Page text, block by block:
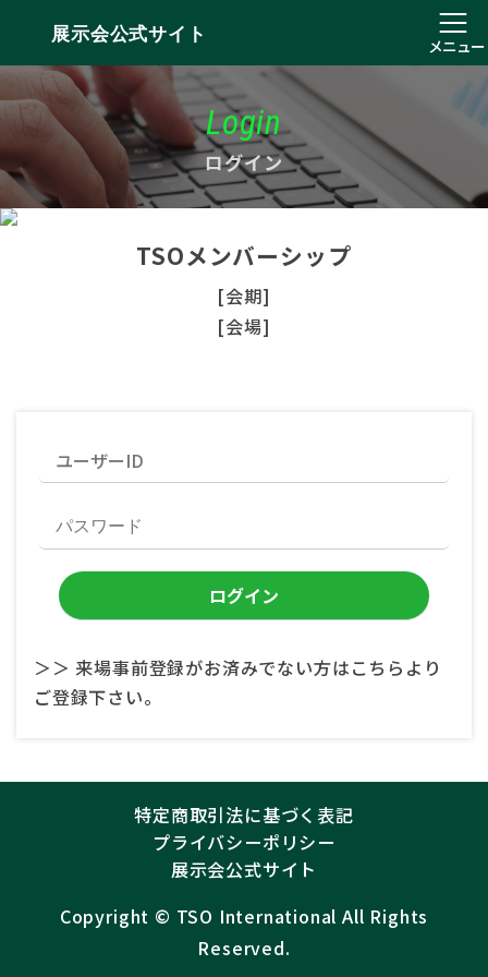
展示会公式サイト
メニュー
Login
ログイン
TSOメンバーシップ
[会期]
[会場]
＞＞ 来場事前登録がお済みでない方はこちらより
ご登録下さい。
特定商取引法に基づく表記
プライバシーポリシー
展示会公式サイト
Copyright ©︎ TSO International All Rights
Reserved.